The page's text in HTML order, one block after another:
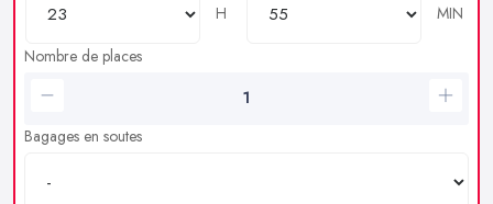
H
MIN
Nombre de places
Bagages en soutes